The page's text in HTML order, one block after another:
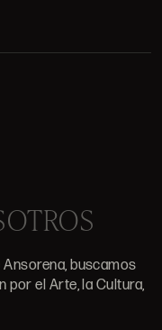
buscamos
por el Arte, la Cultura,